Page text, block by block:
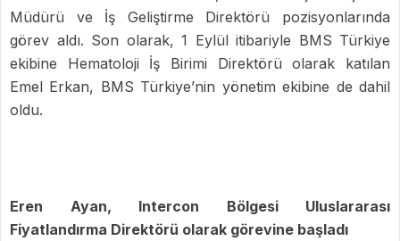
Müdürü ve İş Geliştirme Direktörü pozisyonlarında
görev aldı. Son olarak, 1 Eylül itibariyle BMS Türkiye
ekibine Hematoloji İş Birimi Direktörü olarak katılan
Emel Erkan, BMS Türkiye’nin yönetim ekibine de dahil
oldu.
Eren Ayan, Intercon Bölgesi Uluslararası
Fiyatlandırma Direktörü olarak görevine başladı